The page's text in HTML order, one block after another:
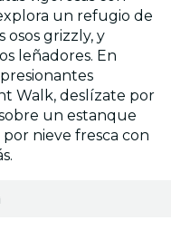
un refugio de
osos grizzly, y
leñadores. En
Walk, deslízate por
un estanque
nieve fresca con